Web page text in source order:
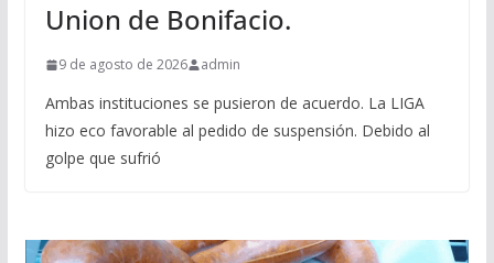
Union de Bonifacio.
9 de agosto de 2026 admin
Ambas instituciones se pusieron de acuerdo. La LIGA
hizo eco favorable al pedido de suspensión. Debido al
golpe que sufrió